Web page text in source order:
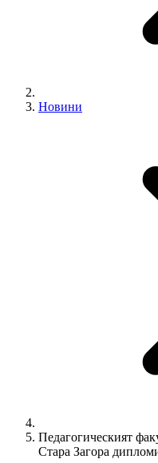
Новини
Педагогическият
Стара Загора